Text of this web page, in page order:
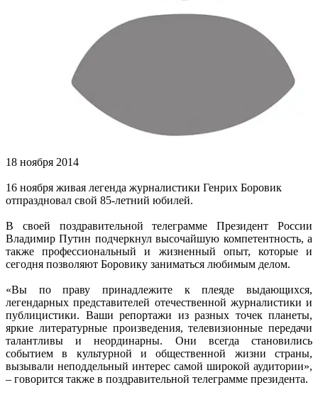
18 ноября 2014
16 ноября живая легенда журналистики Генрих Боровик
отпраздновал свой 85-летний юбилей.
В своей поздравительной телеграмме Президент России
Владимир Путин подчеркнул высочайшую компетентность, а
также профессиональный и жизненный опыт, которые и
сегодня позволяют Боровику заниматься любимым делом.
«Вы по праву принадлежите к плеяде выдающихся,
легендарных представителей отечественной журналистики и
публицистики. Ваши репортажи из разных точек планеты,
яркие литературные произведения, телевизионные передачи
талантливы и неординарны. Они всегда становились
событием в культурной и общественной жизни страны,
вызывали неподдельный интерес самой широкой аудитории»,
– говорится также в поздравительной телеграмме президента.